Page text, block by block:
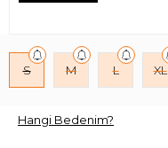
S M L XL
Hangi Bedenim?